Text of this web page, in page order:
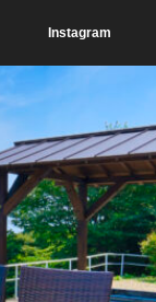
Instagram